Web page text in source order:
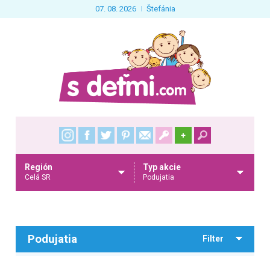
07. 08. 2026 Štefánia
+
Región
Celá SR
Typ akcie
Podujatia
Podujatia Filter